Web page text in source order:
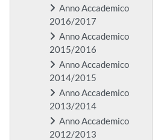
Anno Accademico
2016/2017
Anno Accademico
2015/2016
Anno Accademico
2014/2015
Anno Accademico
2013/2014
Anno Accademico
2012/2013